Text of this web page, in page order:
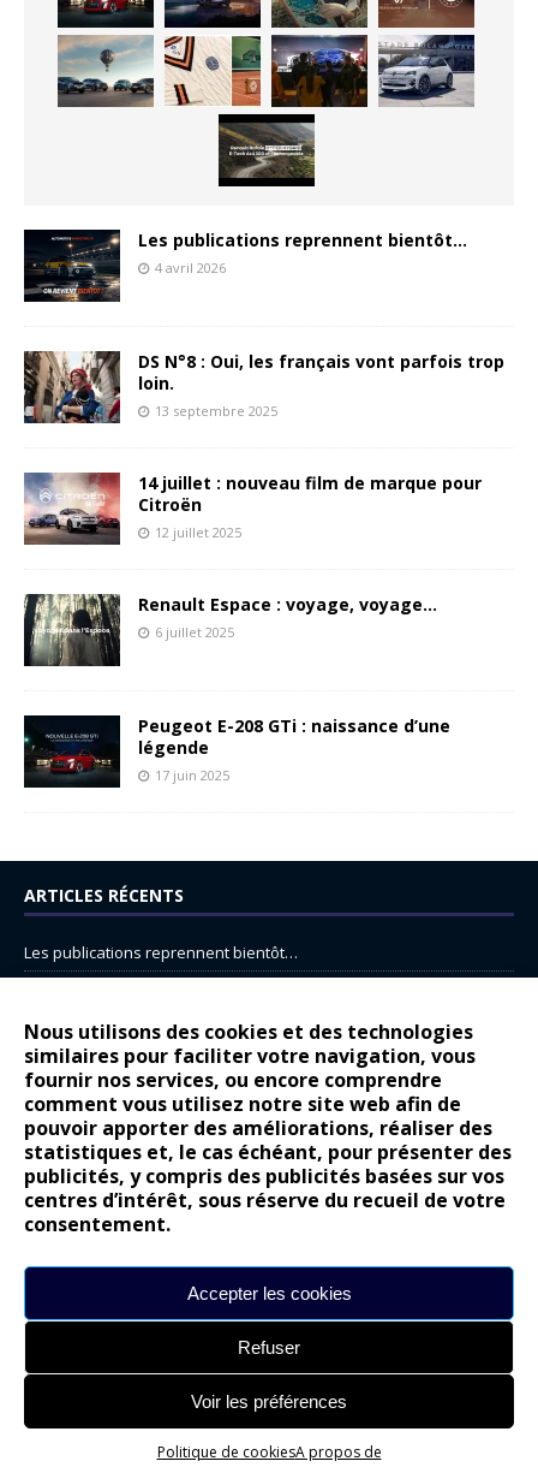
Nous utilisons des cookies et des technologies
similaires pour faciliter votre navigation, vous
fournir nos services, ou encore comprendre
comment vous utilisez notre site web afin de
pouvoir apporter des améliorations, réaliser des
statistiques et, le cas échéant, pour présenter des
publicités, y compris des publicités basées sur vos
centres d’intérêt, sous réserve du recueil de votre
consentement.
Accepter les cookies
Refuser
Voir les préférences
Politique de cookiesA propos de
Les publications reprennent bientôt…
4 avril 2026
DS N°8 : Oui, les français vont parfois trop
loin.
13 septembre 2025
14 juillet : nouveau film de marque pour
Citroën
12 juillet 2025
Renault Espace : voyage, voyage…
6 juillet 2025
Peugeot E-208 GTi : naissance d’une
légende
17 juin 2025
ARTICLES RÉCENTS
Les publications reprennent bientôt…
14 juillet : nouveau film de marque pour Citroën
Renault Espace : voyage, voyage…
Peugeot E-208 GTi : naissance d’une légende
COMMENTAIRES RÉCENTS
Bernard DardartdansDacia Sandero : pour les gens vrais
Alpine A290 : L’irrésistible attraction de la légèreté
leroydansLancia Ypsilon : naturellement envoûtante ?
Nouvelle Opel Corsa : Yes of Corsa !
Site réalisé parAlexandre Hamed